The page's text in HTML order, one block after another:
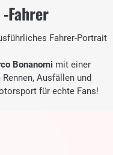
Fahrer
Fahrer-Portrait
Bonanomi mit einer
Ausfällen und
für echte Fans!